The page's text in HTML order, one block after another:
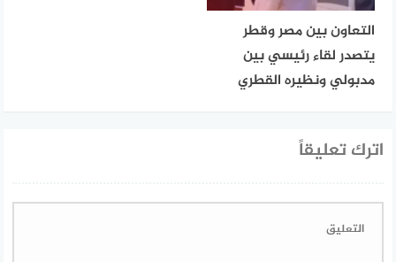
التعاون بين مصر وقطر
يتصدر لقاء رئيسي بين
مدبولي ونظيره القطري
اترك تعليقاً